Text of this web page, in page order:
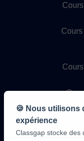
🍪 Nous utilisons
expérience
Classgap stocke des